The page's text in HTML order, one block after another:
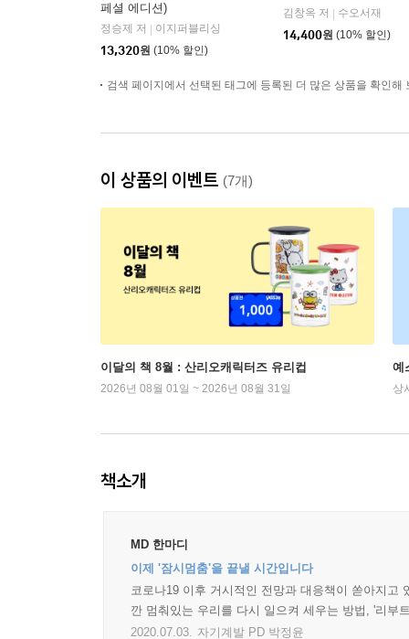
페셜 에디션)
정승제 저
이지퍼블리싱
13,320원 (10% 할인)
김창옥 저
수오서재
14,400원 (10% 할인)
검색 페이지에서 선택된 태그에 등록된 더 많은 상품을 확인해
이 상품의 이벤트 (7개)
이달의 책 8월 : 산리오캐릭터즈 유리컵
2026년 08월 01일 ~ 2026년 08월 31일
예
상
책소개
MD 한마디
이제 '잠시멈춤'을 끝낼 시간입니다
코로나19 이후 거시적인 전망과 대응책이 쏟아지고
깐 멈춰있는 우리를 다시 일으켜 세우는 방법, '리부
2020.07.03. 자기계발 PD 박정윤